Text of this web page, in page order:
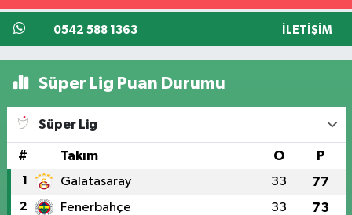
0542 588 1363 İLETIŞIM
Süper Lig Puan Durumu
Süper Lig
# Takım O P
1 Galatasaray 33 77
2 Fenerbahçe 33 73